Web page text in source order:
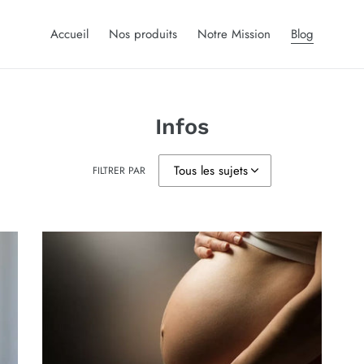
Accueil Nos produits Notre Mission Blog
Infos
FILTRER PAR